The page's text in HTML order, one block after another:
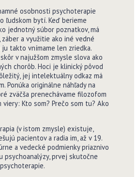
osobnosti psychoterapie
ľudskom bytí. Keď berieme
jednotný súbor poznatkov, má
záber a využitie ako iné vedné
ju takto vnímame len zriedka.
v najužšom zmysle slova ako
chorôb. Hoci je klinický pôvod
jej intelektuálny odkaz má
Ponúka originálne náhľady na
zväčša prenechávame filozofom
Kto som? Prečo som tu? Ako
(v istom zmysle) existuje,
pacientov a radia im, až v 19.
a vedecké podmienky priaznivo
psychoanalýzy, prvej skutočne